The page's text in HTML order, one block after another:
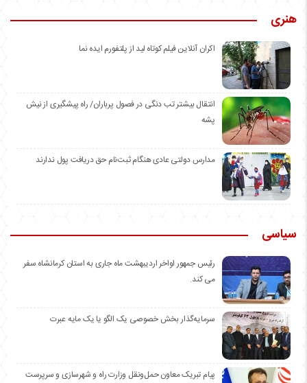
هنری
اکران آنلاین فیلم کوتاه لید از پلتفورم ایده نما
انتقال بیشتر تب دنگی در فصول پرباران/ راه پیشگیری از نیش
پشه
مدارس دولتی عادی هنگام ثبت‌نام حق دریافت پول ندارند
سیاسی
رئیس جمهور اواخر اردیبهشت ماه جاری به استان کرمانشاه سفر
می کند.
سرمایه‌گذار بخش خصوصی یک الگو یا یک مایه عبرت
️پیام تبریک معاون حمل‌ونقل وزارت راه و شهرسازی و سرپرست